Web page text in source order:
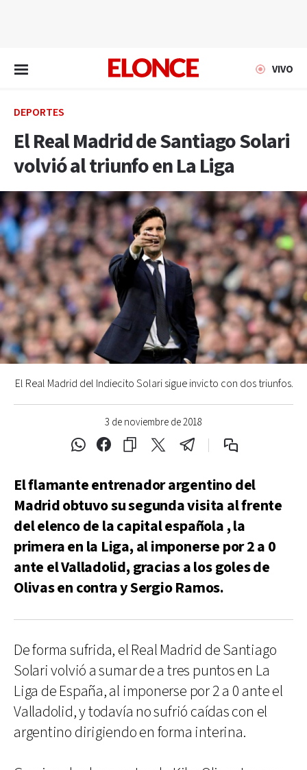
VIVO
DEPORTES
El Real Madrid de Santiago Solari
volvió al triunfo en La Liga
3 de noviembre de 2018
El Real Madrid del Indiecito Solari sigue invicto con dos triunfos.
El flamante entrenador argentino del
Madrid obtuvo su segunda visita al frente
del elenco de la capital española , la
primera en la Liga, al imponerse por 2 a 0
ante el Valladolid, gracias a los goles de
Olivas en contra y Sergio Ramos.
De forma sufrida, el Real Madrid de Santiago
Solari volvió a sumar de a tres puntos en La
Liga de España, al imponerse por 2 a 0 ante el
Valladolid, y todavía no sufrió caídas con el
argentino dirigiendo en forma interina.